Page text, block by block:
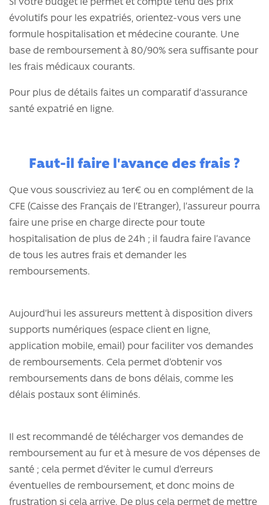
Si votre budget le permet et compte tenu des prix
évolutifs pour les expatriés, orientez-vous vers une
formule hospitalisation et médecine courante. Une
base de remboursement à 80/90% sera suffisante pour
les frais médicaux courants.
Pour plus de détails faites un comparatif d'assurance
santé expatrié en ligne.
Faut-il faire l'avance des frais ?
Que vous souscriviez au 1er€ ou en complément de la
CFE (Caisse des Français de l’Etranger), l’assureur pourra
faire une prise en charge directe pour toute
hospitalisation de plus de 24h ; il faudra faire l’avance
de tous les autres frais et demander les
remboursements.
Aujourd’hui les assureurs mettent à disposition divers
supports numériques (espace client en ligne,
application mobile, email) pour faciliter vos demandes
de remboursements. Cela permet d’obtenir vos
remboursements dans de bons délais, comme les
délais postaux sont éliminés.
Il est recommandé de télécharger vos demandes de
remboursement au fur et à mesure de vos dépenses de
santé ; cela permet d’éviter le cumul d’erreurs
éventuelles de remboursement, et donc moins de
frustration si cela arrive. De plus cela permet de mettre